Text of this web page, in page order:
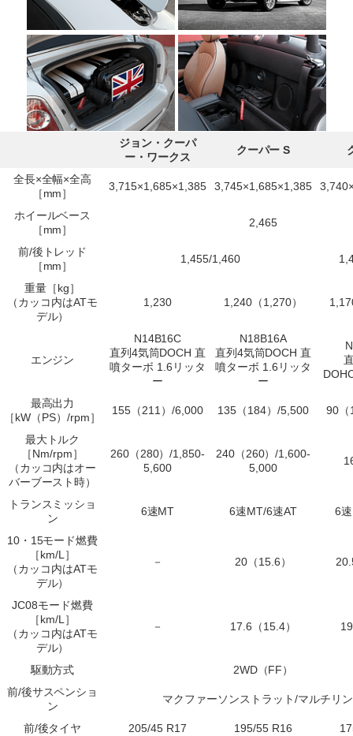
ジョン・クーパ
ー・ワークス
クーパー S
全長×全幅×全高
［mm］
3,715×1,685×1,385 3,745×1,685×1,385
ホイールベース
［mm］
2,465
前/後トレッド
［mm］
1,455/1,460
重量［kg］
（カッコ内はATモ
デル）
1,230 1,240（1,270）
エンジン
N14B16C
直列4気筒DOCH 直
噴ターボ 1.6リッタ
ー
N18B16A
直列4気筒DOCH 直
噴ターボ 1.6リッタ
ー
最高出力
［kW（PS）/rpm］
155（211）/6,000 135（184）/5,500 90（
最大トルク
［Nm/rpm］
（カッコ内はオー
バーブースト時）
260（280）/1,850-
5,600
240（260）/1,600-
5,000
トランスミッショ
ン
6速MT 6速MT/6速AT 6
10・15モード燃費
［km/L］
（カッコ内はATモ
デル）
－ 20（15.6）
JC08モード燃費
［km/L］
（カッコ内はATモ
デル）
－ 17.6（15.4）
駆動方式
2WD（FF）
前/後サスペンショ
ン
マクファーソンストラット/マルチリ
前/後タイヤ 205/45 R17 195/55 R16